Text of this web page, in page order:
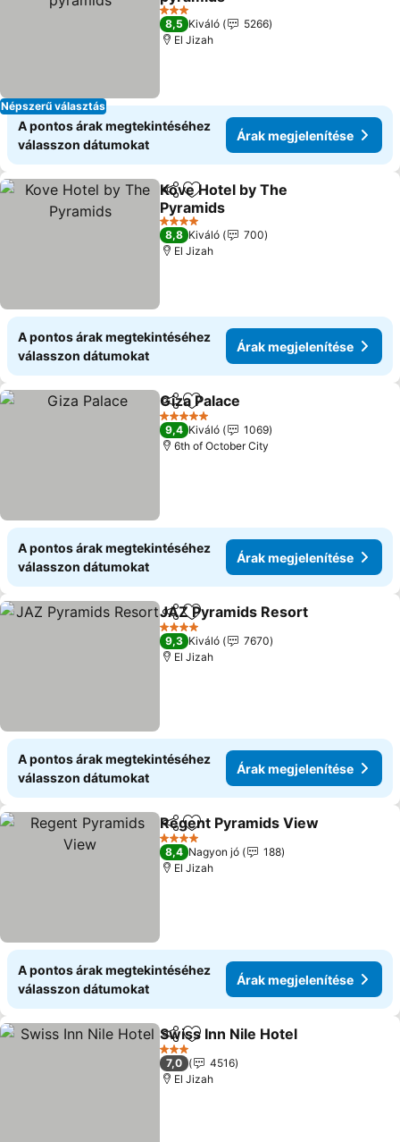
Népszerű választás
Árak megjelenítése
3 Kategória
8,5 Kiváló
5266
El Jizah
A pontos árak megtekintéséhez
válasszon dátumokat
Árak megjelenítése
Megosztás
Hozzáadás a kedvencekhez
Kove Hotel by The
Pyramids
Árak megjelenítése
4 Kategória
8,8 Kiváló
700
El Jizah
A pontos árak megtekintéséhez
válasszon dátumokat
Árak megjelenítése
Megosztás
Hozzáadás a kedvencekhez
Giza Palace
5 Kategória
9,4 Kiváló
1069
6th of October City
A pontos árak megtekintéséhez
válasszon dátumokat
Árak megjelenítése
Megosztás
Hozzáadás a kedvencekhez
JAZ Pyramids Resort
4 Kategória
9,3 Kiváló
7670
El Jizah
A pontos árak megtekintéséhez
válasszon dátumokat
Árak megjelenítése
Megosztás
Hozzáadás a kedvencekhez
Regent Pyramids View
4 Kategória
8,4 Nagyon jó
188
El Jizah
A pontos árak megtekintéséhez
válasszon dátumokat
Árak megjelenítése
MegosztásHozzáadás a kedvencekhez
Swiss Inn Nile Hotel
3 Kategória
7,0
4516
El Jizah